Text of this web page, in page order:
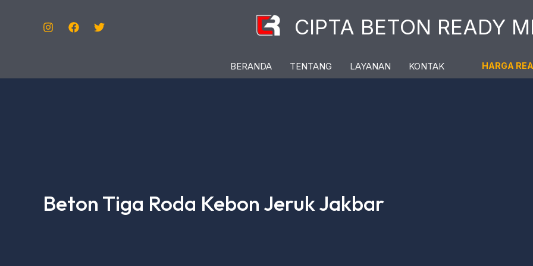
CIPTA BETON READY
BERANDA TENTANG LAYANAN KONTAK HARGA
Beton Tiga Roda Kebon Jeruk Jakbar